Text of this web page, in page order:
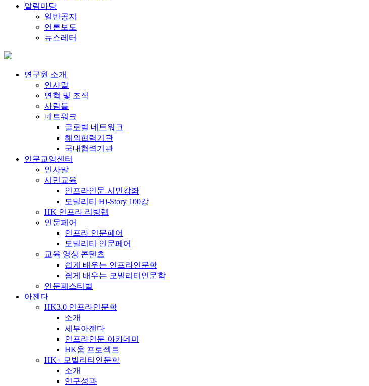
알림마당
일반공지
언론보도
뉴스레터
연구원 소개
인사말
연혁 및 조직
사람들
네트워크
글로벌 네트워크
해외협력기관
국내협력기관
인문교양센터
인사말
시민교육
인프라인문 시민강좌
모빌리티 Hi-Story 100강
HK 인프라 리빙랩
인문페어
인프라 인문페어
모빌리티 인문페어
교육 영상 콘텐츠
쉽게 배우는 인프라인문학
쉽게 배우는 모빌리티인문학
인문페스티벌
아젠다
HK3.0 인프라인문학
소개
세부아젠다
인프라인문 아카데미
HK움 프로젝트
HK+ 모빌리티인문학
소개
연구성과